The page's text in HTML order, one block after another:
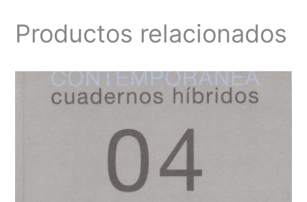
Productos relacionados